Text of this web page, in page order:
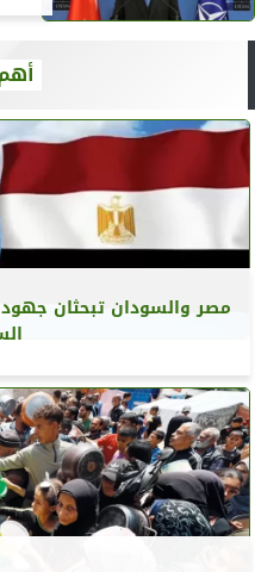
مصر والسودان تبحثان